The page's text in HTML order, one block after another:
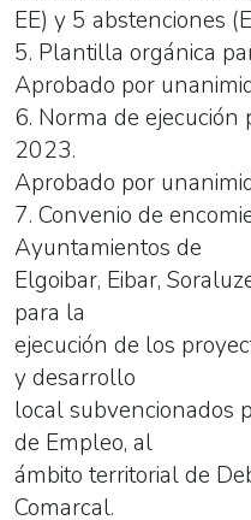
EE) y 5 abstenciones
5. Plantilla orgánica
Aprobado por
6. Norma de
2023.
Aprobado por
7. Convenio de
Ayuntamientos de
Elgoibar, Eibar,
para la
ejecución de los
y desarrollo
local subvencionados
de Empleo, al
ámbito territorial de
Comarcal.